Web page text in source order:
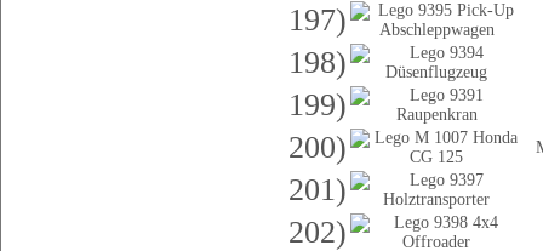
197)
198)
199)
200)
201)
202)